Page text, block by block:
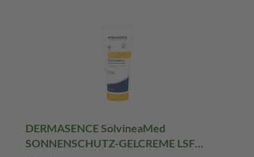
DERMASENCE SolvineaMed
SONNENSCHUTZ-GELCREME LSF